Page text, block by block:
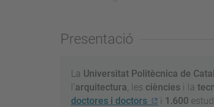
Presentació
La Universitat Politècnica de
l'arquitectura, les ciències i la
doctores i doctors
i 1.600